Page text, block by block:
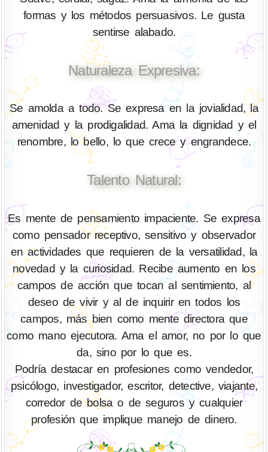
formas y los métodos persuasivos. Le gusta
sentirse alabado.
Naturaleza Expresiva:
Se amolda a todo. Se expresa en la jovialidad, la
amenidad y la prodigalidad. Ama la dignidad y el
renombre, lo bello, lo que crece y engrandece.
Talento Natural:
Es mente de pensamiento impaciente. Se expresa
como pensador receptivo, sensitivo y observador
en actividades que requieren de la versatilidad, la
novedad y la curiosidad. Recibe aumento en los
campos de acción que tocan al sentimiento, al
deseo de vivir y al de inquirir en todos los
campos, más bien como mente directora que
como mano ejecutora. Ama el amor, no por lo que
da, sino por lo que es.
Podría destacar en profesiones como vendedor,
psicólogo, investigador, escritor, detective, viajante,
corredor de bolsa o de seguros y cualquier
profesión que implique manejo de dinero.